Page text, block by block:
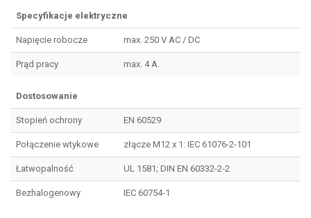
Specyfikacje elektryczne
Napięcie robocze max. 250 V AC / DC
Prąd pracy max. 4 A.
Dostosowanie
Stopień ochrony EN 60529
Połączenie wtykowe złącze M12 x 1: IEC 61076-2-101
Łatwopalność UL 1581; DIN EN 60332-2-2
Bezhalogenowy IEC 60754-1